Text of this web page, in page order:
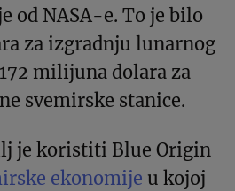
od NASA-e. To je bilo
za izgradnju lunarnog
milijuna dolara za
svemirske stanice.
je koristiti Blue Origin
ekonomije u kojoj